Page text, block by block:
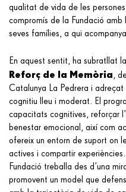
qualitat de vida de les
compromís de la Fundació amb
seves famílies, a qui
En aquest sentit, ha subratllat
Reforç de la Memòria,
Catalunya La Pedrera i
cognitiu lleu i moderat. El
capacitats cognitives, reforçar
benestar emocional, així com
ofereix un entorn de suport on
actives i compartir
Fundació treballa des d’una
promovent un model que